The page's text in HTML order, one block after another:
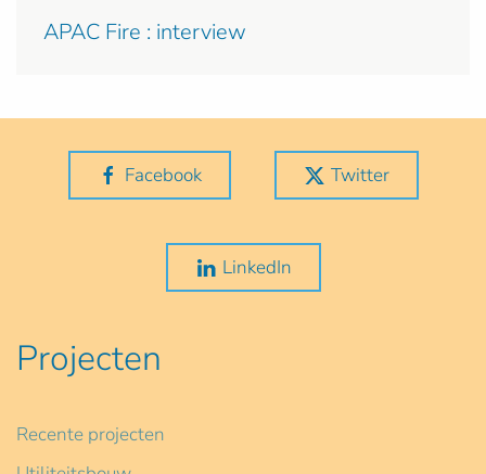
APAC Fire : interview
Facebook Twitter
LinkedIn
Projecten
Recente projecten